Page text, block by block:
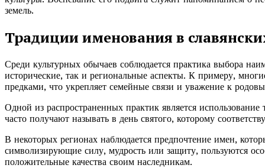
земель.
Традиции именования в
Среди культурных обычаев соблюдается практика выбора
исторические, так и региональные аспекты. К примеру,
предками, что укрепляет семейные связи и уважение к
Одной из распространенных практик является
часто получают называть в день святого, которому
В некоторых регионах наблюдается предпочтение имен,
символизирующие силу, мудрость или защиту, пользуются
положительные качества своим наследникам.